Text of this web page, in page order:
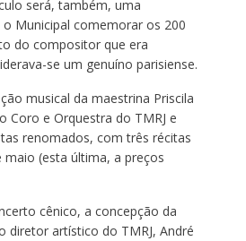
será, também, uma
Municipal comemorar os 200
do compositor que era
se um genuíno parisiense.
musical da maestrina Priscila
Coro e Orquestra do TMRJ e
renomados, com três récitas
maio (esta última, a preços
cênico, a concepção da
diretor artístico do TMRJ, André